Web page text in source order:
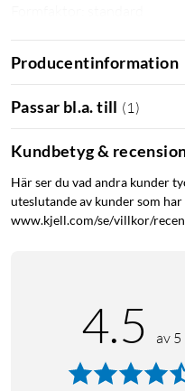
DPI-omfång: 200–6400 dpi
DPI-knapp: ja
Programmerbara knappar: ja
Högerhänt/vänsterhänt:
Anslutning: kabel
Kontakt: USB-A
RGB-ljus: ja
I förpackningen
GXT928 Helox ultralätt
Producentinformation
Passar bl.a. till (1 )
Kundbetyg &
Här ser du vad andra kunder
uteslutande av kunder som
www.kjell.com/se/villkor/
4.5 av 5